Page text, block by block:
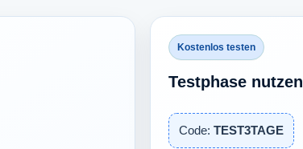
Kostenlos testen
Testphase nutzen
Code: TEST3TAGE